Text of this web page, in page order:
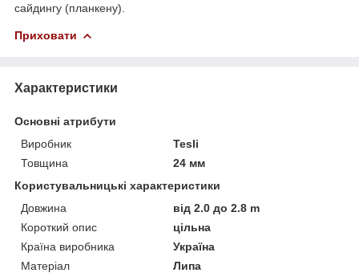
сайдингу (планкену).
Приховати
Характеристики
Основні атрибути
Виробник
Tesli
Товщина
24 мм
Користувальницькі характеристики
Довжина
від 2.0 дo 2.8 m
Короткий опис
цільна
Країна виробника
Україна
Матеріал
Липа